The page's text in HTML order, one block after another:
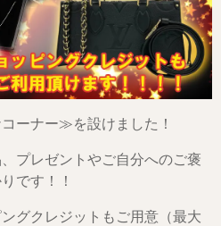
ーナー≫を設けました！
プレゼントやご自分へのご褒
です！！
グクレジットもご用意（最大